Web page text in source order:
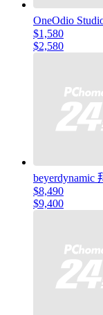
OneOdio
$1,580
$2,580
beyerdynamic
$8,490
$9,400